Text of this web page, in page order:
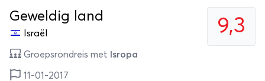
9,3
Geweldig land
Israël
Groepsrondreis met Isropa
11-01-2017